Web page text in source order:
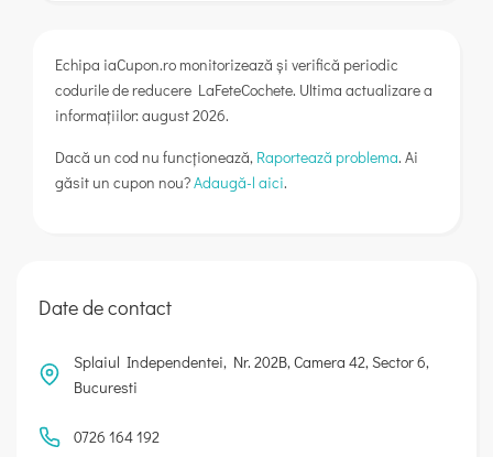
Echipa iaCupon.ro monitorizează și verifică periodic
codurile de reducere LaFeteCochete. Ultima actualizare a
informațiilor: august 2026.
Dacă un cod nu funcționează, Raportează problema. Ai
găsit un cupon nou?Adaugă-l aici.
Date de contact
Splaiul Independentei, Nr. 202B, Camera 42, Sector 6,
Bucuresti
0726 164 192